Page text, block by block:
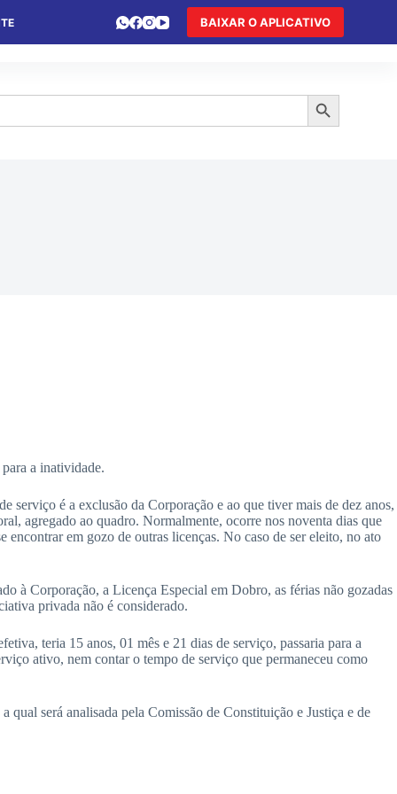
BAIXAR O APLICATIVO
Search Button
a inatividade.
serviço é a exclusão da Corporação e ao que tiver mais de dez anos,
agregado ao quadro. Normalmente, ocorre nos noventa dias que
em gozo de outras licenças. No caso de ser eleito, no ato
à Corporação, a Licença Especial em Dobro, as férias não gozadas
privada não é considerado.
teria 15 anos, 01 mês e 21 dias de serviço, passaria para a
ativo, nem contar o tempo de serviço que permaneceu como
será analisada pela Comissão de Constituição e Justiça e de